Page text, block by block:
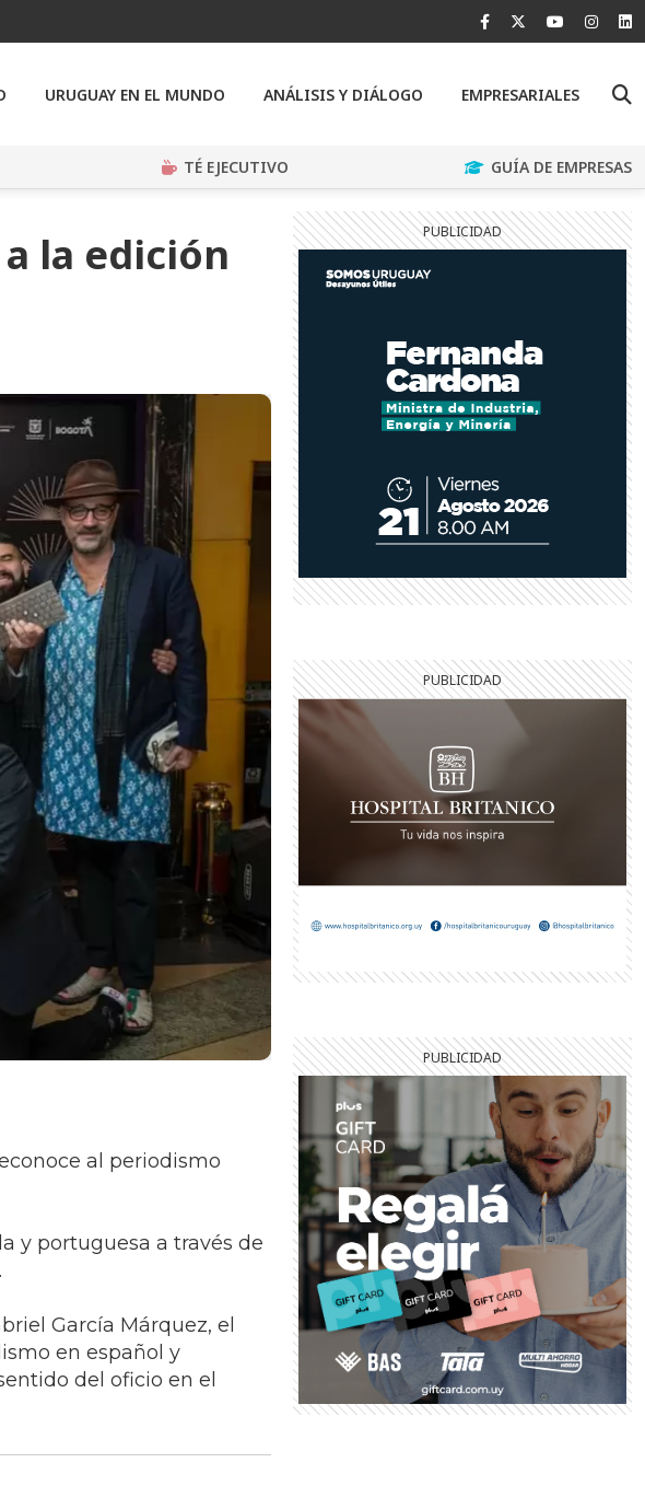
URUGUAY EN EL MUNDO ANÁLISIS Y DIÁLOGO EMPRESARIALES
TÉ EJECUTIVO GUÍA DE EMPRESAS
la edición
al periodismo
y portuguesa a través de
García Márquez, el
en español y
del oficio en el